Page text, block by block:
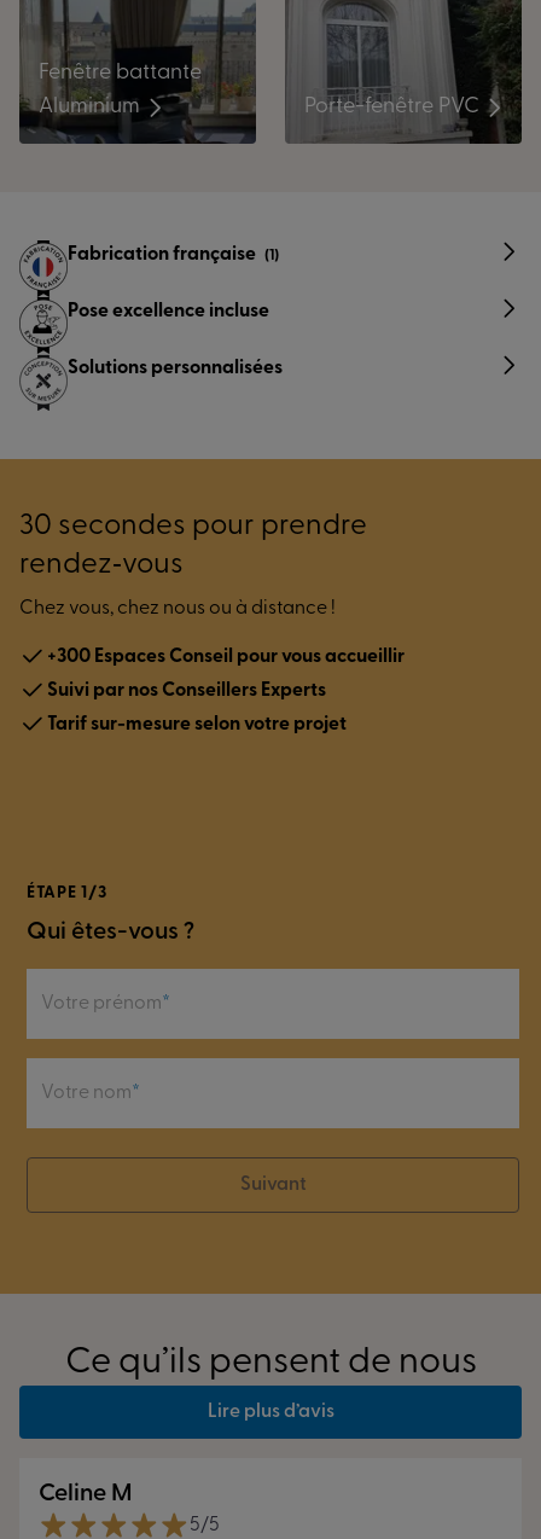
Fenêtre battante
Aluminium
Porte-fenêtre PVC
Fabrication française (1)
Pose excellence incluse
Solutions personnalisées
30 secondes pour prendre
rendez‑vous
Chez vous, chez nous ou à distance !
+300 Espaces Conseil pour vous accueillir
Suivi par nos Conseillers Experts
Tarif sur-mesure selon votre projet
ÉTAPE 1/3
Qui êtes-vous ?
Votre prénom
Votre nom
Suivant
Ce qu’ils pensent de nous
Lire plus d’avis
Celine M
5/5